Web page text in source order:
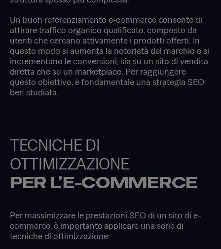
Un buon referenziamento e-commerce consente di
attirare traffico organico qualificato, composto da
utenti che cercano attivamente i prodotti offerti. In
questo modo si aumenta la notorietà del marchio e si
incrementano le conversioni, sia su un sito di vendita
diretta che su un marketplace. Per raggiungere
questo obiettivo, è fondamentale una strategia SEO
ben studiata.
TECNICHE DI
OTTIMIZZAZIONE
PER L’E-COMMERCE
Per massimizzare le prestazioni SEO di un sito di e-
commerce, è importante applicare una serie di
tecniche di ottimizzazione: